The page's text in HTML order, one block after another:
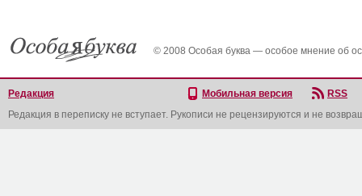
© 2008 Особая буква — особое мнение об
Редакция Мобильная версия
RSS
Редакция в переписку не вступает. Рукописи не рецензируются и не